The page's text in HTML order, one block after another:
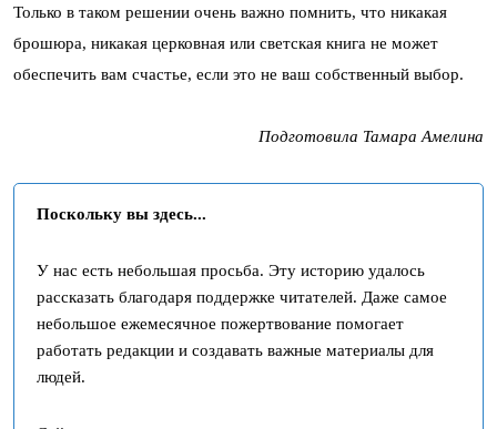
Только в таком решении очень важно помнить, что никакая
брошюра, никакая церковная или светская книга не может
обеспечить вам счастье, если это не ваш собственный выбор.
Подготовила Тамара Амелина
Поскольку вы здесь...
У нас есть небольшая просьба. Эту историю удалось
рассказать благодаря поддержке читателей. Даже самое
небольшое ежемесячное пожертвование помогает
работать редакции и создавать важные материалы для
людей.